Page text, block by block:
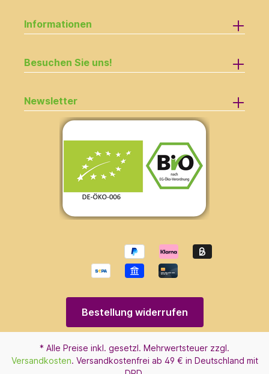
Informationen
Besuchen Sie uns!
Newsletter
Bestellung widerrufen
* Alle Preise inkl. gesetzl. Mehrwertsteuer zzgl.
Versandkosten. Versandkostenfrei ab 49 € in Deutschland mit